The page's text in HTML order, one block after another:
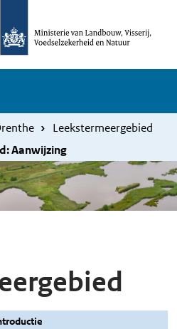
Leekstermeergebied
Aanwijzing